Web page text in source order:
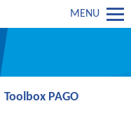
MENU
Toolbox PAGO